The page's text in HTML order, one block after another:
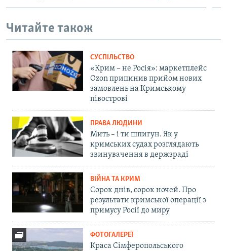
Читайте також
СУСПІЛЬСТВО
«Крим – не Росія»: маркетплейс
Ozon припинив прийом нових
замовлень на Кримському
півострові
ПРАВА ЛЮДИНИ
Мить – і ти шпигун. Як у
кримських судах розглядають
звинувачення в держзраді
ВІЙНА ТА КРИМ
Сорок днів, сорок ночей. Про
результати кримської операції з
примусу Росії до миру
ФОТОГАЛЕРЕЇ
Краса Сімферопольського